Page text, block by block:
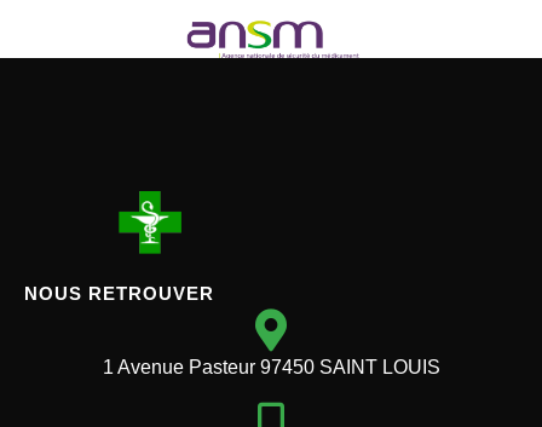
NOUS RETROUVER
1 Avenue Pasteur 97450 SAINT LOUIS